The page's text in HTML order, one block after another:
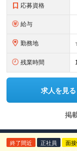
応募資格
給与
勤務地
残業時間
求人を見る
掲
終了間近 正社員 面